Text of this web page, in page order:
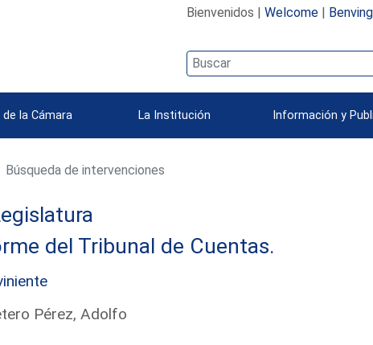
Bienvenidos | Welcome|
la Cámara La Institución Información y
Búsqueda de intervenciones
del Tribunal de Cuentas.
Pérez, Adolfo